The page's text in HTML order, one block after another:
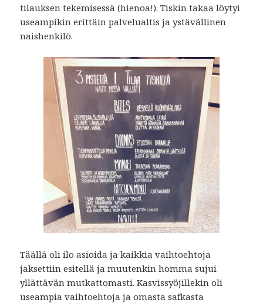
tilauksen tekemisessä (hienoa!). Tiskin takaa löytyi
useampikin erittäin palvelualtis ja ystävällinen
naishenkilö.
Täällä oli ilo asioida ja kaikkia vaihtoehtoja
jaksettiin esitellä ja muutenkin homma sujui
yllättävän mutkattomasti. Kasvissyöjillekin oli
useampia vaihtoehtoja ja omasta safkasta